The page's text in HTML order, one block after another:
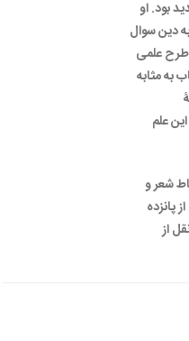
بود. او
دین سوال
طرح علمی
به مثابه
علم
شعر و
پانزده
از